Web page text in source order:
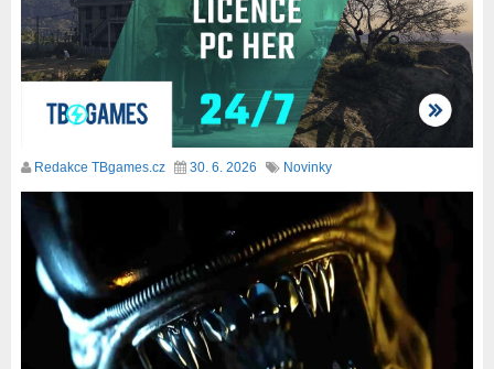
Redakce TBgames.cz 30. 6. 2026 Novinky